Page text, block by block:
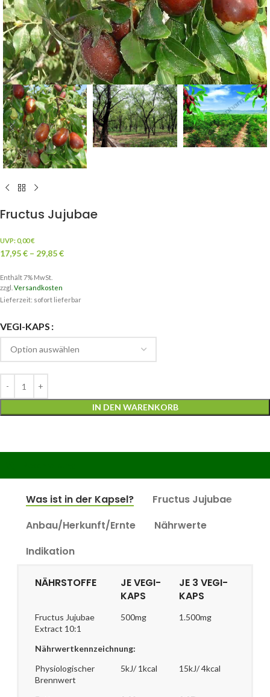
Fructus Jujubae
UVP:0,00€
17,95€ – 29,85€
Enthält 7% MwSt.
zzgl. Versandkosten
Lieferzeit: sofort lieferbar
VEGI-KAPS
IN DEN WARENKORB
Was ist in der Kapsel?
Fructus Jujubae
Anbau/Herkunft/Ernte
Nährwerte
Indikation
NÄHRSTOFFE
JE VEGI-
KAPS
JE 3 VEGI-
KAPS
Fructus Jujubae
Extract 10:1
500mg 1.500mg
Nährwertkennzeichnung:
Physiologischer
Brennwert
5kJ/ 1kcal 15kJ/ 4kcal